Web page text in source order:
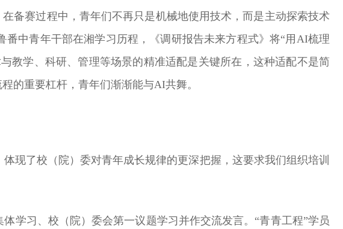
备赛过程中，青年们不再只是机械地使用技术，而是主动探索技术
中青年干部在湘学习历程，《调研报告未来方程式》将“用AI梳理
教学、科研、管理等场景的精准适配是关键所在，这种适配不是简
的重要杠杆，青年们渐渐能与AI共舞。
现了校（院）委对青年成长规律的更深把握，这要求我们组织培训
学习、校（院）委会第一议题学习并作交流发言。“青青工程”学员